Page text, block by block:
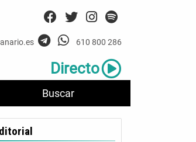
Buscar
610 800 286
Directo